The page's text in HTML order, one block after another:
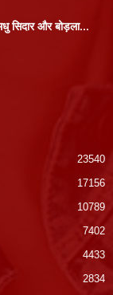
सिदार और बोड़ला...
23540
17156
10789
7402
4433
2834